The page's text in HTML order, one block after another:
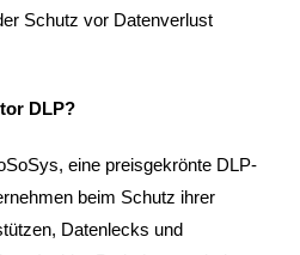
Schutz vor Datenverlust
DLP?
eine preisgekrönte DLP-
beim Schutz ihrer
Datenlecks und